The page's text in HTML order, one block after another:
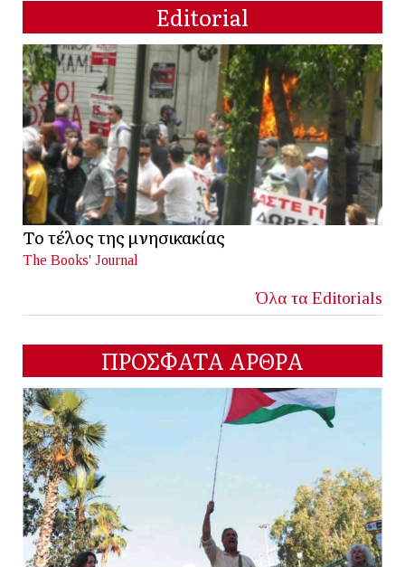
Editorial
Το τέλος της μνησικακίας
The Books' Journal
Όλα τα Editorials
ΠΡΟΣΦΑΤΑ ΑΡΘΡΑ